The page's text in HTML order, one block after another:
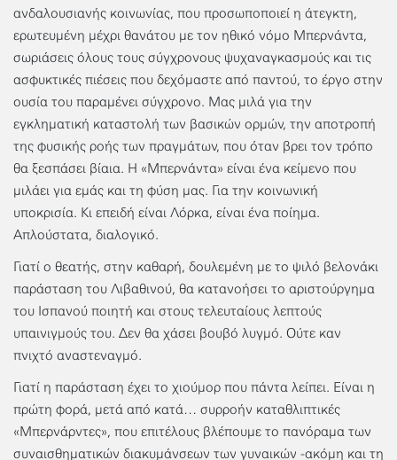
ανδαλουσιανής κοινωνίας, που προσωποποιεί η άτεγκτη,
ερωτευμένη μέχρι θανάτου με τον ηθικό νόμο Μπερνάντα,
σωριάσεις όλους τους σύγχρονους ψυχαναγκασμούς και τις
ασφυκτικές πιέσεις που δεχόμαστε από παντού, το έργο στην
ουσία του παραμένει σύγχρονο. Μας μιλά για την
εγκληματική καταστολή των βασικών ορμών, την αποτροπή
της φυσικής ροής των πραγμάτων, που όταν βρει τον τρόπο
θα ξεσπάσει βίαια. Η «Μπερνάντα» είναι ένα κείμενο που
μιλάει για εμάς και τη φύση μας. Για την κοινωνική
υποκρισία. Κι επειδή είναι Λόρκα, είναι ένα ποίημα.
Απλούστατα, διαλογικό.
Γιατί ο θεατής, στην καθαρή, δουλεμένη με το ψιλό βελονάκι
παράσταση του Λιβαθινού, θα κατανοήσει το αριστούργημα
του Ισπανού ποιητή και στους τελευταίους λεπτούς
υπαινιγμούς του. Δεν θα χάσει βουβό λυγμό. Ούτε καν
πνιχτό αναστεναγμό.
Γιατί η παράσταση έχει το χιούμορ που πάντα λείπει. Είναι η
πρώτη φορά, μετά από κατά… συρροήν καταθλιπτικές
«Μπερνάρντες», που επιτέλους βλέπουμε το πανόραμα των
συναισθηματικών διακυμάνσεων των γυναικών -ακόμη και τη